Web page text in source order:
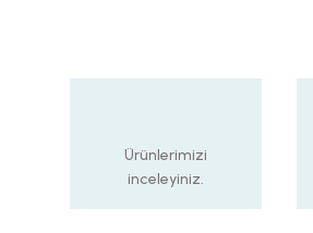
Ürünlerimizi
inceleyiniz.